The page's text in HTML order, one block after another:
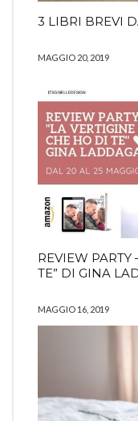
3 LIBRI BREVI
MAGGIO 20, 2019
REVIEW PARTY
TE” DI GINA
MAGGIO 16, 2019